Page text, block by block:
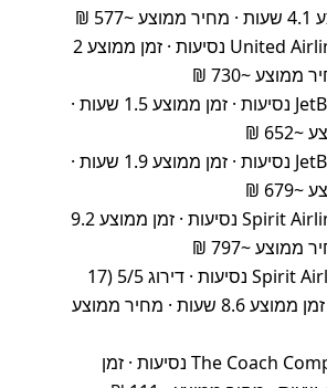
₪
United Airlines – 615 נסיעות · זמן ממוצע 2
~730 ₪
JetBlue – 609 נסיעות · זמן ממוצע 1.5 שעות ·
₪
JetBlue – 241 נסיעות · זמן ממוצע 1.9 שעות ·
₪
Spirit Airlines – 101 נסיעות · זמן ממוצע 9.2
~797 ₪
Spirit Airlines – 57 נסיעות · דירוג 5/5 (17
ביקורות) · זמן ממוצע 8.6 שעות · מחיר ממוצע
The Coach Company – 53 נסיעות · זמן